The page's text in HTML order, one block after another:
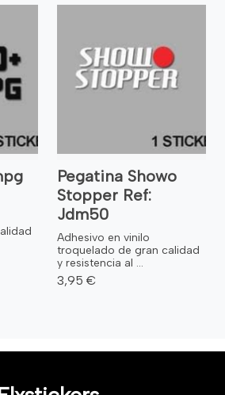
Pegatina Showo
Stopper Ref:
Jdm50
Adhesivo en vinilo
troquelado de gran calidad
y resistencia al ...
3,95 €